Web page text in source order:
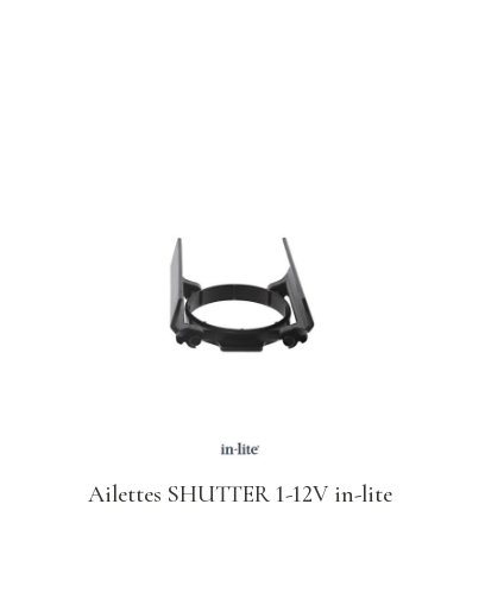
Ailettes SHUTTER 1-12V in-lite